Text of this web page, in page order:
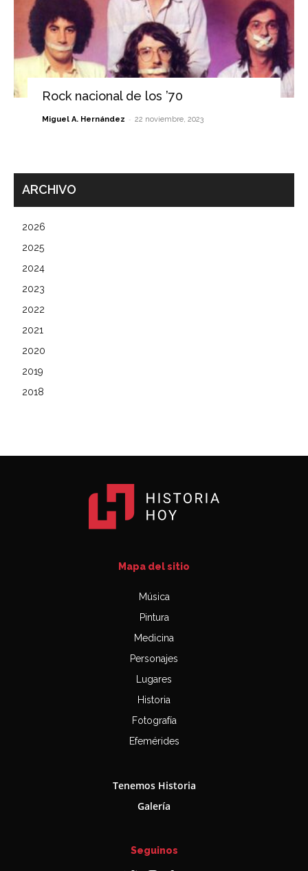
Rock nacional de los ’70
Miguel A. Hernández - 22 noviembre, 2023
ARCHIVO
2026
2025
2024
2023
2022
2021
2020
2019
2018
Mapa del sitio
Música
Pintura
Medicina
Personajes
Lugares
Historia
Fotografía
Efemérides
Tenemos Historia
Galería
Seguinos